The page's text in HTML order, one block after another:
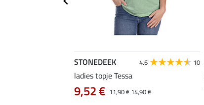
STONEDEEK 4.6 10
ladies topje Tessa
11,90 €14,90 €
9,52 €